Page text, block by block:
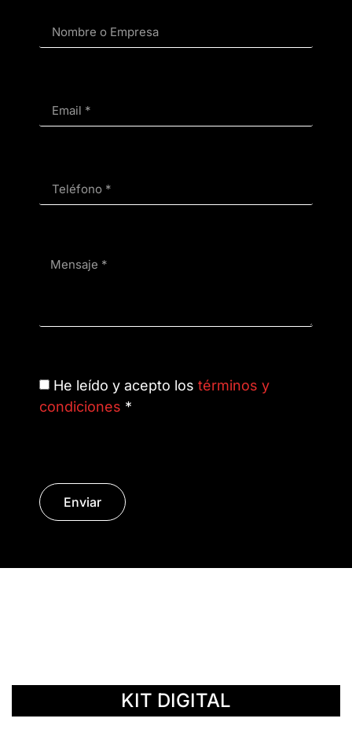
He leído y acepto los términos y
condiciones *
Enviar
KIT DIGITAL